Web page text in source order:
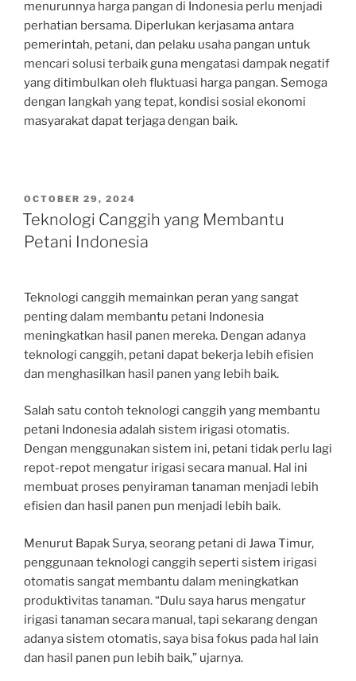
menurunnya harga pangan di Indonesia perlu menjadi
perhatian bersama. Diperlukan kerjasama antara
pemerintah, petani, dan pelaku usaha pangan untuk
mencari solusi terbaik guna mengatasi dampak negatif
yang ditimbulkan oleh fluktuasi harga pangan. Semoga
dengan langkah yang tepat, kondisi sosial ekonomi
masyarakat dapat terjaga dengan baik.
POSTED
ON
OCTOBER 29, 2024
Teknologi Canggih yang Membantu
Petani Indonesia
Teknologi canggih memainkan peran yang sangat
penting dalam membantu petani Indonesia
meningkatkan hasil panen mereka. Dengan adanya
teknologi canggih, petani dapat bekerja lebih efisien
dan menghasilkan hasil panen yang lebih baik.
Salah satu contoh teknologi canggih yang membantu
petani Indonesia adalah sistem irigasi otomatis.
Dengan menggunakan sistem ini, petani tidak perlu lagi
repot-repot mengatur irigasi secara manual. Hal ini
membuat proses penyiraman tanaman menjadi lebih
efisien dan hasil panen pun menjadi lebih baik.
Menurut Bapak Surya, seorang petani di Jawa Timur,
penggunaan teknologi canggih seperti sistem irigasi
otomatis sangat membantu dalam meningkatkan
produktivitas tanaman. “Dulu saya harus mengatur
irigasi tanaman secara manual, tapi sekarang dengan
adanya sistem otomatis, saya bisa fokus pada hal lain
dan hasil panen pun lebih baik,” ujarnya.